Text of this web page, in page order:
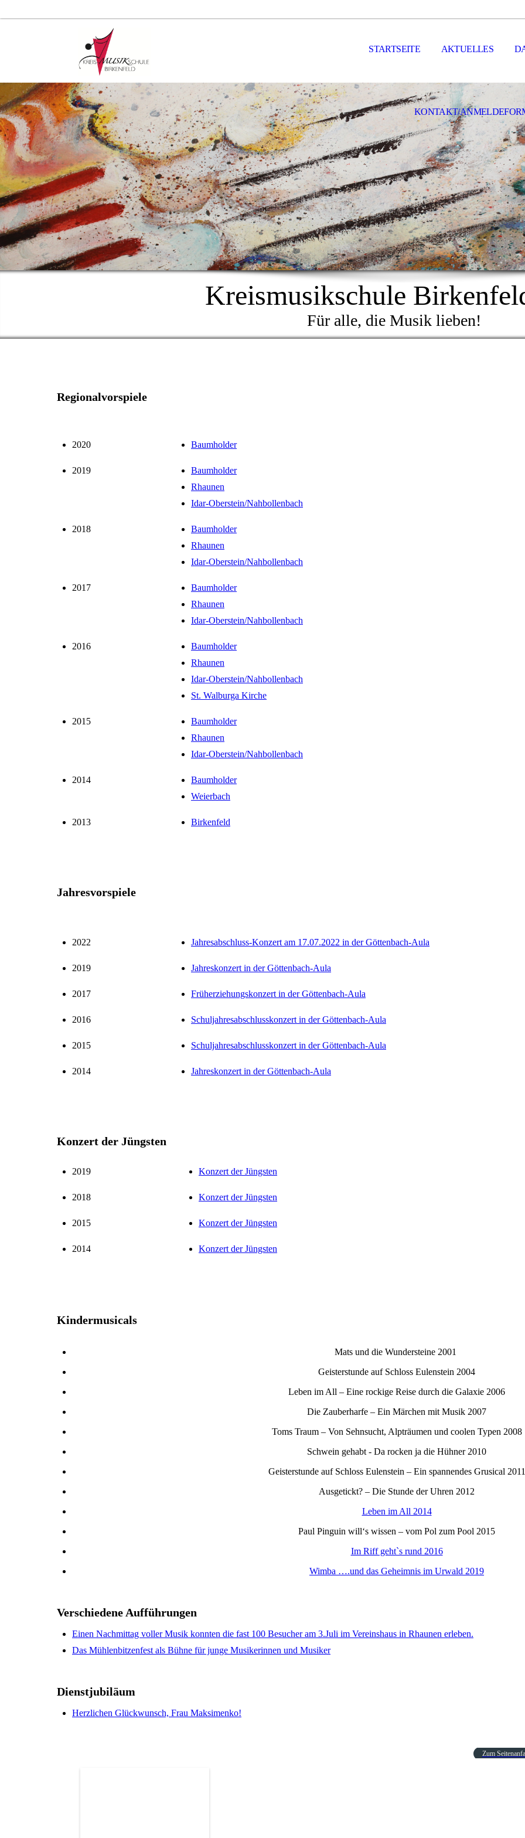
STARTSEITE AKTUELLES
KONTAKT/
Kreismusikschule
Für alle, die Musik lieben!
Regionalvorspiele
2020 Baumholder
2019
Baumholder
Rhaunen
Idar-Oberstein/Nahbollenbach
2018
Baumholder
Rhaunen
Idar-Oberstein/Nahbollenbach
2017
Baumholder
Rhaunen
Idar-Oberstein/Nahbollenbach
2016
Baumholder
Rhaunen
Idar-Oberstein/Nahbollenbach
St. Walburga Kirche
2015
Baumholder
Rhaunen
Idar-Oberstein/Nahbollenbach
2014
Baumholder
Weierbach
2013 Birkenfeld
Jahresvorspiele
2022 Jahresabschluss-Konzert am 17.07.2022 in der Göttenbach-Aula
2019 Jahreskonzert in der Göttenbach-Aula
2017 Früherziehungskonzert in der Göttenbach-Aula
2016 Schuljahresabschlusskonzert in der Göttenbach-Aula
2015 Schuljahresabschlusskonzert in der Göttenbach-Aula
2014 Jahreskonzert in der Göttenbach-Aula
Konzert der Jüngsten
2019 Konzert der Jüngsten
2018 Konzert der Jüngsten
2015 Konzert der Jüngsten
2014 Konzert der Jüngsten
Kindermusicals
Mats und die Wundersteine 2001
Geisterstunde auf Schloss Eulenstein 2004
Leben im All – Eine rockige Reise durch die Galaxie 2006
Die Zauberharfe – Ein Märchen mit Musik 2007
Toms Traum – Von Sehnsucht, Alpträumen und coolen Typen 2008
Schwein gehabt - Da rocken ja die Hühner 2010
Geisterstunde auf Schloss Eulenstein – Ein spannendes Grusical 2011
Ausgetickt? – Die Stunde der Uhren 2012
Leben im All 2014
Paul Pinguin will‘s wissen – vom Pol zum Pool 2015
Im Riff geht`s rund 2016
Wimba ….und das Geheimnis im Urwald 2019
Verschiedene Aufführungen
Einen Nachmittag voller Musik konnten die fast 100 Besucher am 3.Juli im Vereinshaus in Rhaunen erleben.
Das Mühlenbitzenfest als Bühne für junge Musikerinnen und Musiker
Dienstjubiläum
Herzlichen Glückwunsch, Frau Maksimenko!
Zum